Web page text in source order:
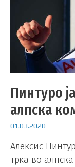
Пинтуро
алпска
01.03.2020
Алексис
трка во